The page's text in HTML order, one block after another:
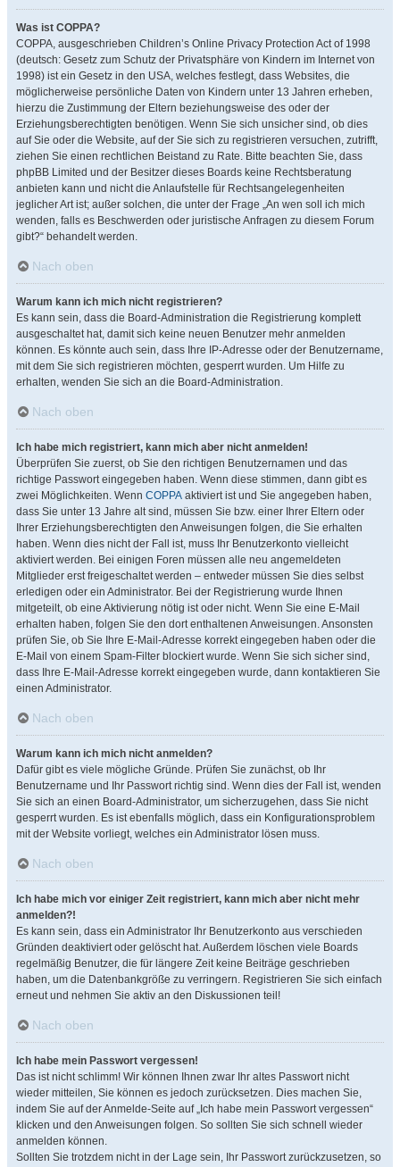
Was ist COPPA?
COPPA, ausgeschrieben Children’s Online Privacy Protection Act of 1998
(deutsch: Gesetz zum Schutz der Privatsphäre von Kindern im Internet von
1998) ist ein Gesetz in den USA, welches festlegt, dass Websites, die
möglicherweise persönliche Daten von Kindern unter 13 Jahren erheben,
hierzu die Zustimmung der Eltern beziehungsweise des oder der
Erziehungsberechtigten benötigen. Wenn Sie sich unsicher sind, ob dies
auf Sie oder die Website, auf der Sie sich zu registrieren versuchen, zutrifft,
ziehen Sie einen rechtlichen Beistand zu Rate. Bitte beachten Sie, dass
phpBB Limited und der Besitzer dieses Boards keine Rechtsberatung
anbieten kann und nicht die Anlaufstelle für Rechtsangelegenheiten
jeglicher Art ist; außer solchen, die unter der Frage „An wen soll ich mich
wenden, falls es Beschwerden oder juristische Anfragen zu diesem Forum
gibt?“ behandelt werden.
Nach oben
Warum kann ich mich nicht registrieren?
Es kann sein, dass die Board-Administration die Registrierung komplett
ausgeschaltet hat, damit sich keine neuen Benutzer mehr anmelden
können. Es könnte auch sein, dass Ihre IP-Adresse oder der Benutzername,
mit dem Sie sich registrieren möchten, gesperrt wurden. Um Hilfe zu
erhalten, wenden Sie sich an die Board-Administration.
Nach oben
Ich habe mich registriert, kann mich aber nicht anmelden!
Überprüfen Sie zuerst, ob Sie den richtigen Benutzernamen und das
richtige Passwort eingegeben haben. Wenn diese stimmen, dann gibt es
zwei Möglichkeiten. Wenn COPPA aktiviert ist und Sie angegeben haben,
dass Sie unter 13 Jahre alt sind, müssen Sie bzw. einer Ihrer Eltern oder
Ihrer Erziehungsberechtigten den Anweisungen folgen, die Sie erhalten
haben. Wenn dies nicht der Fall ist, muss Ihr Benutzerkonto vielleicht
aktiviert werden. Bei einigen Foren müssen alle neu angemeldeten
Mitglieder erst freigeschaltet werden – entweder müssen Sie dies selbst
erledigen oder ein Administrator. Bei der Registrierung wurde Ihnen
mitgeteilt, ob eine Aktivierung nötig ist oder nicht. Wenn Sie eine E-Mail
erhalten haben, folgen Sie den dort enthaltenen Anweisungen. Ansonsten
prüfen Sie, ob Sie Ihre E-Mail-Adresse korrekt eingegeben haben oder die
E-Mail von einem Spam-Filter blockiert wurde. Wenn Sie sich sicher sind,
dass Ihre E-Mail-Adresse korrekt eingegeben wurde, dann kontaktieren Sie
einen Administrator.
Nach oben
Warum kann ich mich nicht anmelden?
Dafür gibt es viele mögliche Gründe. Prüfen Sie zunächst, ob Ihr
Benutzername und Ihr Passwort richtig sind. Wenn dies der Fall ist, wenden
Sie sich an einen Board-Administrator, um sicherzugehen, dass Sie nicht
gesperrt wurden. Es ist ebenfalls möglich, dass ein Konfigurationsproblem
mit der Website vorliegt, welches ein Administrator lösen muss.
Nach oben
Ich habe mich vor einiger Zeit registriert, kann mich aber nicht mehr
anmelden?!
Es kann sein, dass ein Administrator Ihr Benutzerkonto aus verschieden
Gründen deaktiviert oder gelöscht hat. Außerdem löschen viele Boards
regelmäßig Benutzer, die für längere Zeit keine Beiträge geschrieben
haben, um die Datenbankgröße zu verringern. Registrieren Sie sich einfach
erneut und nehmen Sie aktiv an den Diskussionen teil!
Nach oben
Ich habe mein Passwort vergessen!
Das ist nicht schlimm! Wir können Ihnen zwar Ihr altes Passwort nicht
wieder mitteilen, Sie können es jedoch zurücksetzen. Dies machen Sie,
indem Sie auf der Anmelde-Seite auf „Ich habe mein Passwort vergessen“
klicken und den Anweisungen folgen. So sollten Sie sich schnell wieder
anmelden können.
Sollten Sie trotzdem nicht in der Lage sein, Ihr Passwort zurückzusetzen, so